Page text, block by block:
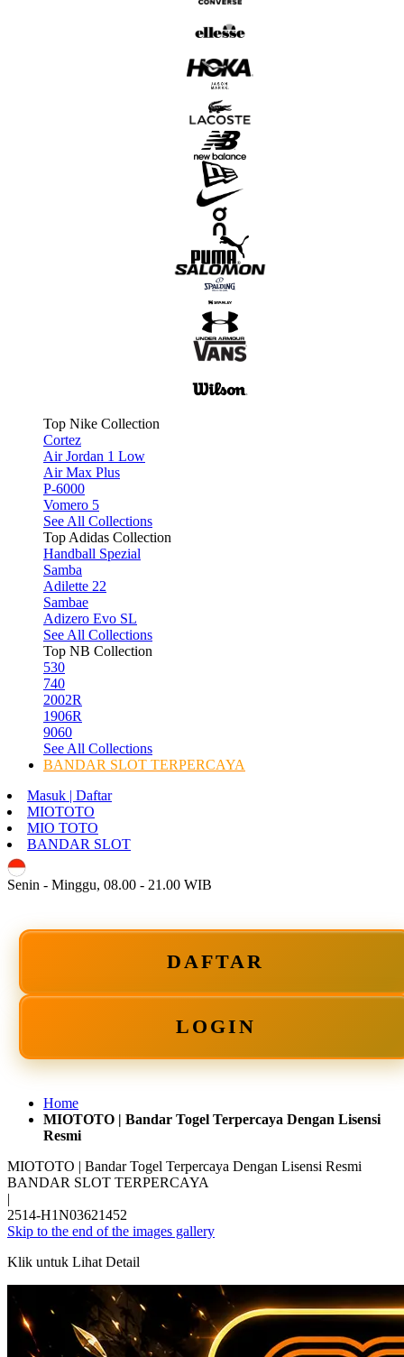
Top Nike Collection
Cortez
Air Jordan 1 Low
Air Max Plus
P-6000
Vomero 5
See All Collections
Top Adidas Collection
Handball Spezial
Samba
Adilette 22
Sambae
Adizero Evo SL
See All Collections
Top NB Collection
530
740
2002R
1906R
9060
See All Collections
BANDAR SLOT TERPERCAYA
Masuk | Daftar
MIOTOTO
MIO TOTO
BANDAR SLOT
Senin - Minggu, 08.00 - 21.00 WIB
DAFTAR
LOGIN
Home
MIOTOTO | Bandar Togel Terpercaya Dengan Lisensi
Resmi
MIOTOTO | Bandar Togel Terpercaya Dengan Lisensi Resmi
BANDAR SLOT TERPERCAYA
|
2514-H1N03621452
Skip to the end of the images gallery
Klik untuk Lihat Detail